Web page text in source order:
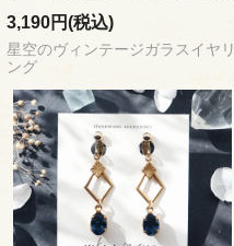
3,190円(税込)
星空のヴィンテージガラスイヤリ
ング